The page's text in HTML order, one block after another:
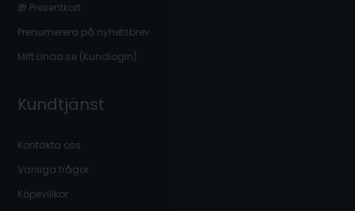
🎁 Presentkort
Prenumerera på nyhetsbrev
Mitt Linaa.se (Kundlogin)
Kundtjänst
Kontakta oss
Vanliga frågor
Köpevillkor